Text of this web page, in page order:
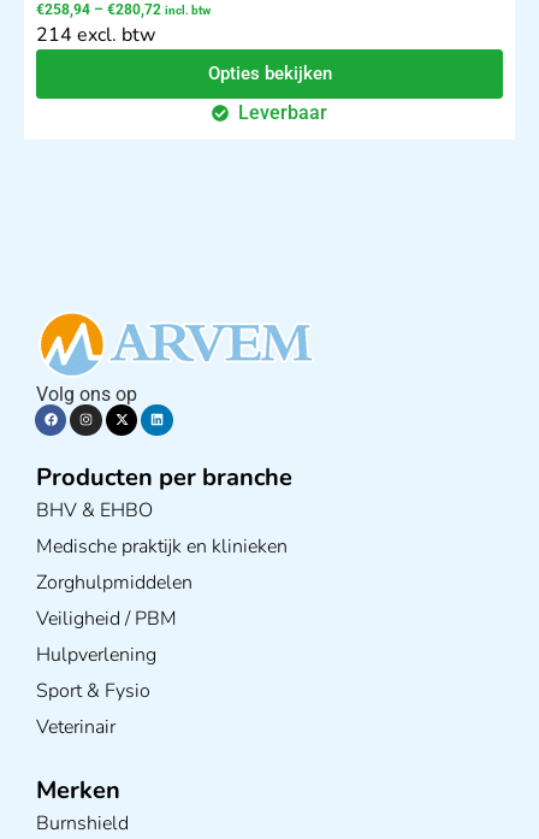
€258,94 – €280,72 incl. btw
214 excl. btw
Opties bekijken
Leverbaar
Volg ons op
Producten per branche
BHV & EHBO
Medische praktijk en klinieken
Zorghulpmiddelen
Veiligheid / PBM
Hulpverlening
Sport & Fysio
Veterinair
Merken
Burnshield